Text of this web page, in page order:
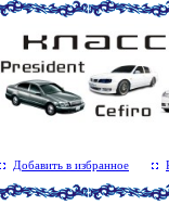
Добавить в избранное